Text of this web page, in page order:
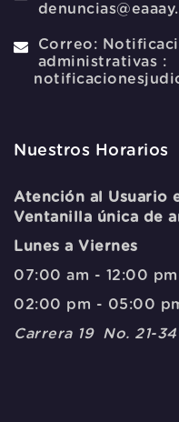
Correo:
administrativas :
Nuestros Horarios
Atención al Usuario
Ventanilla única de
Lunes a Viernes
07:00 am - 12:00 pm
02:00 pm - 05:00
Carrera 19 No. 21-34